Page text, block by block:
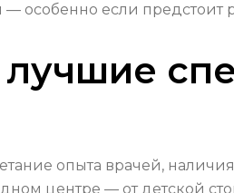
особенно если предстоит
опыта врачей,
центре — от детской